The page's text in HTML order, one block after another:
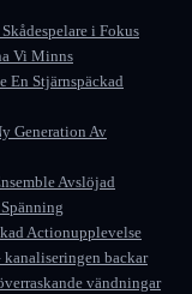
i Fokus
Vi Minns
En Stjärnspäckad
Generation Av
Avslöjad
Actionupplevelse
kanaliseringen backar
vändningar